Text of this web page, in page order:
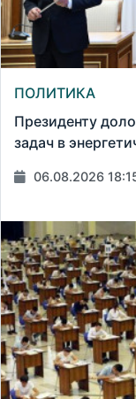
ПОЛИТИКА
Президенту
задач в
06.08.2026